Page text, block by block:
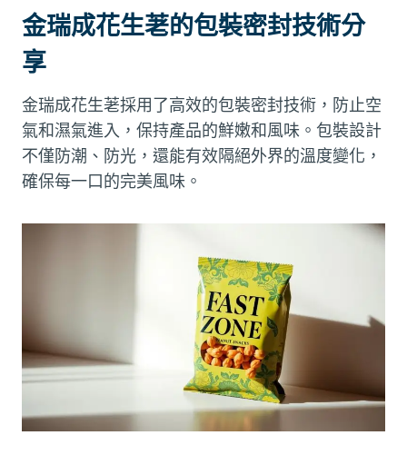
金瑞成花生荖的包裝密封技術分
享
金瑞成花生荖採用了高效的包裝密封技術，防止空
氣和濕氣進入，保持產品的鮮嫩和風味。包裝設計
不僅防潮、防光，還能有效隔絕外界的溫度變化，
確保每一口的完美風味。